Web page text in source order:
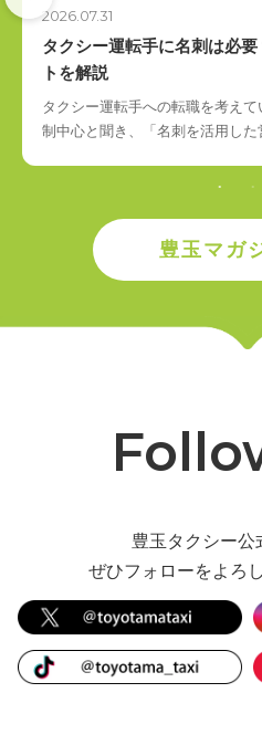
2026.07.31
タクシー運転手に名刺は必
トを解説
タクシー運転手への転職を考え
制中心と聞き、「名刺を活用し
豊玉マガ
豊玉タクシー公
ぜひフォローをよろ